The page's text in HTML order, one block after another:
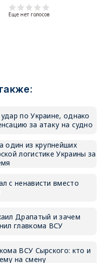
Еще нет голосов
по Украине, однако
за атаку на судно
один из крупнейших
логистике Украины за
с ненависти вместо
Драпатый и зачем
главкома ВСУ
ВСУ Сырского: кто и
на смену